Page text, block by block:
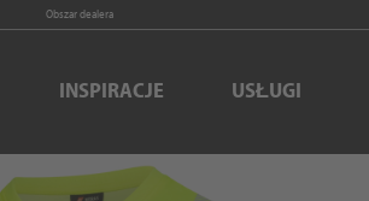
Obszar dealera
INSPIRACJE USŁUGI